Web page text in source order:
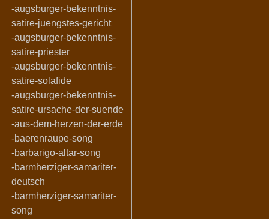
-augsburger-bekenntnis-
satire-juengstes-gericht
-augsburger-bekenntnis-
satire-priester
-augsburger-bekenntnis-
satire-solafide
-augsburger-bekenntnis-
satire-ursache-der-suende
-aus-dem-herzen-der-erde
-baerenraupe-song
-barbarigo-altar-song
-barmherziger-samariter-
deutsch
-barmherziger-samariter-
song